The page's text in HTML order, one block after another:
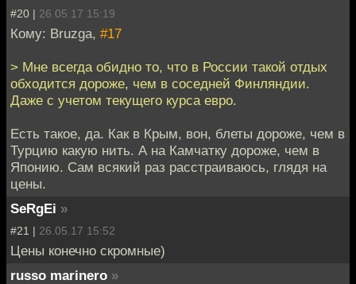
#20 | 26.05.17 15:19
Кому: Bruzga, #17
> Мне всегда обидно то, что в России такой отдых
обходится дороже, чем в соседней Финляндии.
Даже с учетом текущего курса евро.
Есть такое, да. Как в Крым, вон, блеты дороже, чем в
Турцию какую нить. А на Камчатку дороже, чем в
Японию. Сам всякий раз расстраиваюсь, глядя на
цены.
SeRgEi »
#21 | 26.05.17 15:52
Цены конечно скромные)
russo marinero »